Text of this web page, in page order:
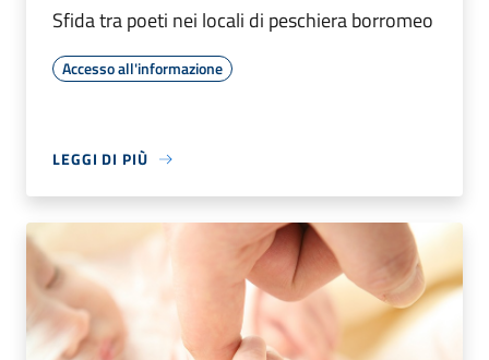
Sfida tra poeti nei locali di peschiera borromeo
Accesso all'informazione
LEGGI DI PIÙ